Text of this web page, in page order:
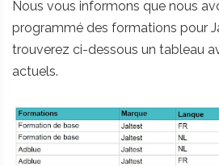
Nous vous informons que nous
programmé des formations pour
trouverez ci-dessous un tableau
actuels.